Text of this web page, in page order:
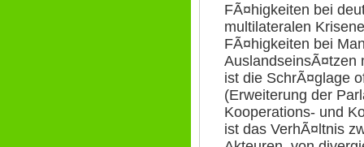
FÃ¤higkeiten bei
multilateralen
FÃ¤higkeiten bei
AuslandseinsÃ¤tzen
ist die SchrÃ¤glage
(Erweiterung der
Kooperations- und
ist das VerhÃ¤ltnis